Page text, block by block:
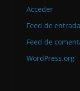
Acceder
Feed de
Feed de
WordPress.org